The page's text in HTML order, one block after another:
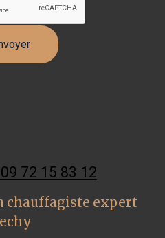
72 15 83 12
chauffagiste expert